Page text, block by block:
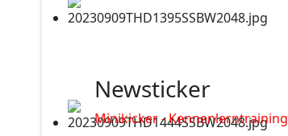
Newsticker
Minikicker - Kennenlerntraining